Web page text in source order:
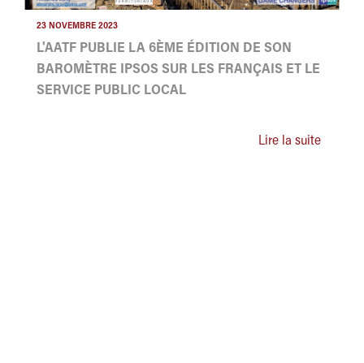
23 NOVEMBRE 2023
L'AATF PUBLIE LA 6ÈME ÉDITION DE SON
BAROMÈTRE IPSOS SUR LES FRANÇAIS ET LE
SERVICE PUBLIC LOCAL
Lire la suite